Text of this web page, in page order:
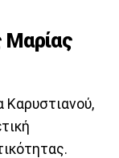
Μαρίας
Καρυστιανού,